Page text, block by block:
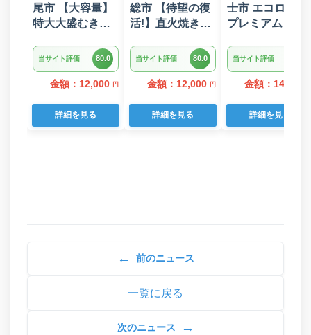
尾市 【大容量】
特大大盛むきえ
K287
当サイト評価 80.0
金額：12,000 円
詳細を見る
総市 【待望の復
活!】直火焼きハ
ラスソース 3kg
22個入り
当サイト評価 80.0
金額：12,000 円
詳細を見る
士市 エコロジー
プレミアム トイ
ダブル 96ロール
日用品 人気
当サイト評価
金額：14,000
詳細を見る
← 前のニュース
一覧に戻る
次のニュース →